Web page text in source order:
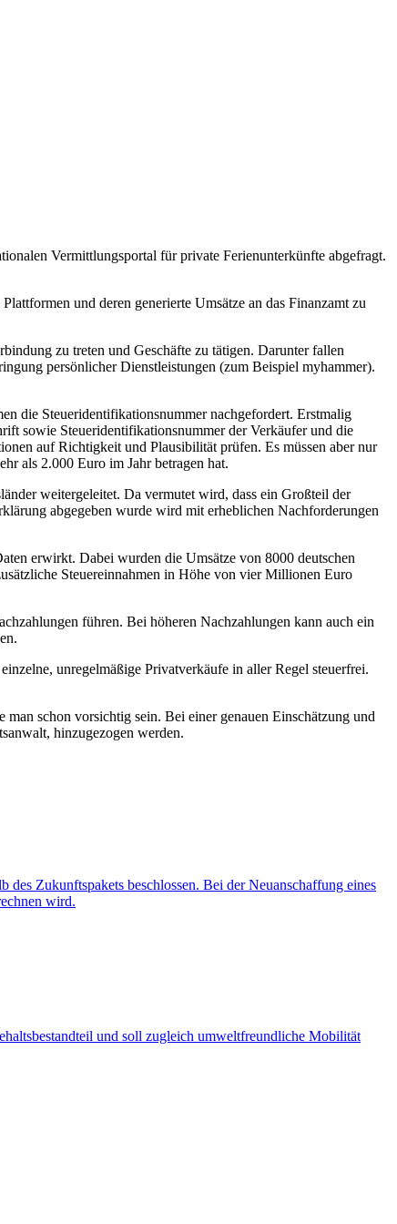
Vermittlungsportal für private Ferienunterkünfte abgefragt.
und deren generierte Umsätze an das Finanzamt zu
zu treten und Geschäfte zu tätigen. Darunter fallen
persönlicher Dienstleistungen (zum Beispiel myhammer).
die Steueridentifikationsnummer nachgefordert. Erstmalig
sowie Steueridentifikationsnummer der Verkäufer und die
auf Richtigkeit und Plausibilität prüfen. Es müssen aber nur
als 2.000 Euro im Jahr betragen hat.
weitergeleitet. Da vermutet wird, dass ein Großteil der
abgegeben wurde wird mit erheblichen Nachforderungen
erwirkt. Dabei wurden die Umsätze von 8000 deutschen
Steuereinnahmen in Höhe von vier Millionen Euro
führen. Bei höheren Nachzahlungen kann auch ein
unregelmäßige Privatverkäufe in aller Regel steuerfrei.
schon vorsichtig sein. Bei einer genauen Einschätzung und
hinzugezogen werden.
Zukunftspakets beschlossen. Bei der Neuanschaffung eines
wird.
und soll zugleich umweltfreundliche Mobilität